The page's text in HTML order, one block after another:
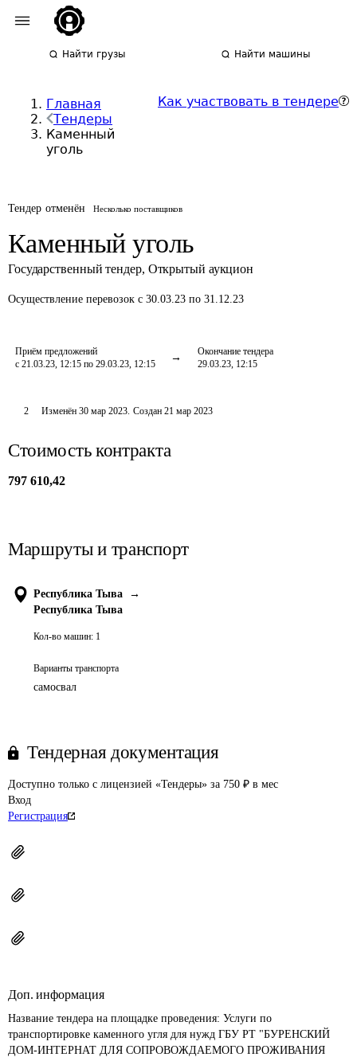
Найти грузы Найти машины
Главная
Тендеры
Каменный
уголь
Как участвовать в тендере
Тендер отменён Несколько поставщиков
Каменный уголь
Государственный тендер, Открытый аукцион
Осуществление перевозок с 30.03.23 по 31.12.23
Приём предложений
с 21.03.23, 12:15 по 29.03.23, 12:15
Окончание тендера
29.03.23, 12:15
2 Изменён 30 мар 2023. Создан 21 мар 2023
Стоимость контракта
797 610,42
Маршруты и транспорт
Республика Тыва
→
Республика Тыва
Кол-во машин: 1
Варианты транспорта
самосвал
Тендерная документация
Доступно только с лицензией «Тендеры» за 750 ₽ в мес
Вход
Регистрация
Доп. информация
Название тендера на площадке проведения: Услуги по
транспортировке каменного угля для нужд ГБУ РТ "БУРЕНСКИЙ
ДОМ-ИНТЕРНАТ ДЛЯ СОПРОВОЖДАЕМОГО ПРОЖИВАНИЯ